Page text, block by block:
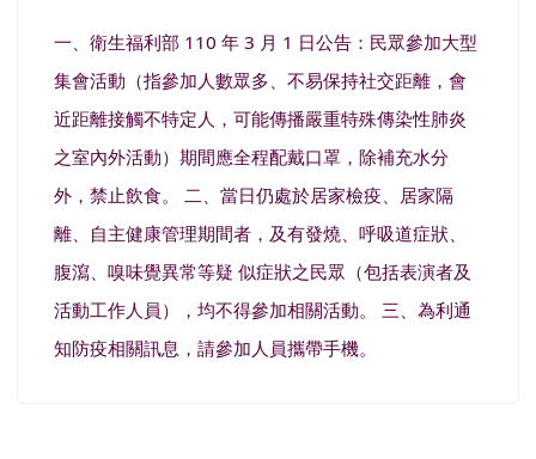
一、衛生福利部 110 年 3 月 1 日公告：民眾參加大型
集會活動（指參加人數眾多、不易保持社交距離，會
近距離接觸不特定人，可能傳播嚴重特殊傳染性肺炎
之室內外活動）期間應全程配戴口罩，除補充水分
外，禁止飲食。 二、當日仍處於居家檢疫、居家隔
離、自主健康管理期間者，及有發燒、呼吸道症狀、
腹瀉、嗅味覺異常等疑 似症狀之民眾（包括表演者及
活動工作人員），均不得參加相關活動。 三、為利通
知防疫相關訊息，請參加人員攜帶手機。